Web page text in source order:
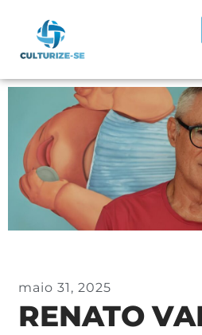
maio 31, 2025
RENATO